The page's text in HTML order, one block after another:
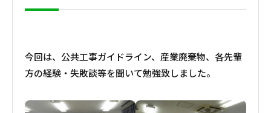
今回は、公共工事ガイドライン、産業廃棄物、各先輩
方の経験・失敗談等を聞いて勉強致しました。